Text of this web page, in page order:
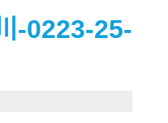
-0223-25-